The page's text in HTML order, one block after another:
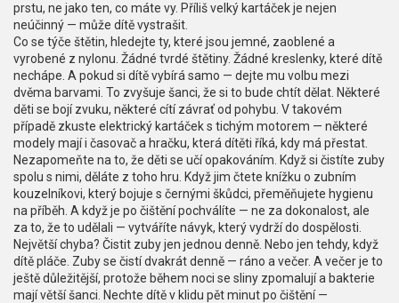
prstu, ne jako ten, co máte vy. Příliš velký kartáček je nejen
neúčinný — může dítě vystrašit.
Co se týče štětin, hledejte ty, které jsou jemné, zaoblené a
vyrobené z nylonu. Žádné tvrdé štětiny. Žádné kreslenky, které dítě
nechápe. A pokud si dítě vybírá samo — dejte mu volbu mezi
dvěma barvami. To zvyšuje šanci, že si to bude chtít dělat. Některé
děti se bojí zvuku, některé cítí závrať od pohybu. V takovém
případě zkuste elektrický kartáček s tichým motorem — některé
modely mají i časovač a hračku, která dítěti říká, kdy má přestat.
Nezapomeňte na to, že děti se učí opakováním. Když si čistíte zuby
spolu s nimi, děláte z toho hru. Když jim čtete knížku o zubním
kouzelníkovi, který bojuje s černými škůdci, přeměňujete hygienu
na příběh. A když je po čištění pochválíte — ne za dokonalost, ale
za to, že to udělali — vytváříte návyk, který vydrží do dospělosti.
Největší chyba? Čistit zuby jen jednou denně. Nebo jen tehdy, když
dítě pláče. Zuby se čistí dvakrát denně — ráno a večer. A večer je to
ještě důležitější, protože během noci se sliny zpomalují a bakterie
mají větší šanci. Nechte dítě v klidu pět minut po čištění —